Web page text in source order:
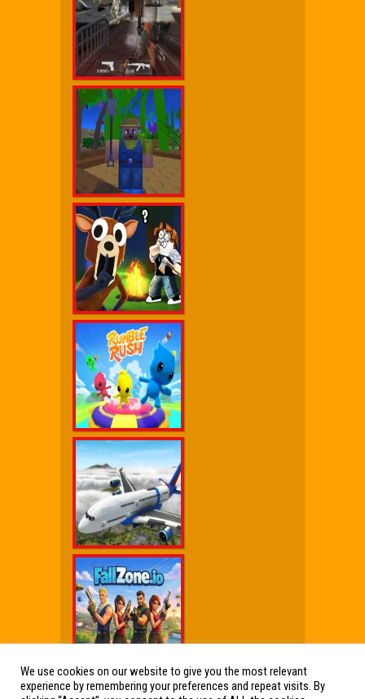
Wx Cheat Games|Click Jogos Pro|Humor wx
We use cookies on our website to give you the most relevant
experience by remembering your preferences and repeat visits. By